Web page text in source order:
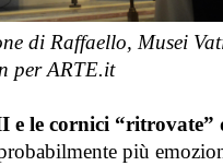
di Raffaello, Musei
per ARTE.it
e le cornici
più